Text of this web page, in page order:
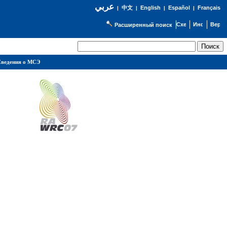
عربي| 中文| English | Español | Français
Расширенный поиск
о МСЭ